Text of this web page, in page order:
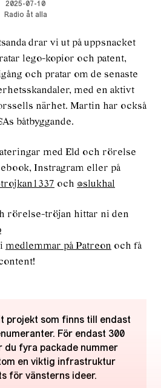
2025-07-10
Radio åt alla
drar vi ut på uppsnacket
lego-kopior och patent,
och pratar om de senaste
med en aktivt
närhet. Martin har också
båtbyggande.
med Eld och rörelse
Instragram eller på
och @slukhal
rörelse-tröjan hittar ni den
medlemmar på Patreon och få
projekt som finns till endast
För endast 300
du fyra packade nummer
en viktig infrastruktur
för vänsterns ideer.